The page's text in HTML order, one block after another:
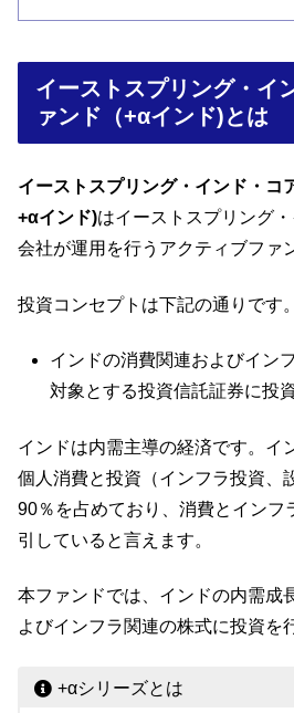
イーストスプリング・イ
ァンド（+αインド)とは
イーストスプリング・インド・コ
+αインド)はイーストスプリング
会社が運用を行うアクティブファ
投資コンセプトは下記の通りです。
インドの消費関連およびイン
対象とする投資信託証券に投
インドは内需主導の経済です。イ
個人消費と投資（インフラ投資、
90％を占めており、消費とインフ
引していると言えます。
本ファンドでは、インドの内需成
よびインフラ関連の株式に投資を
+αシリーズとは